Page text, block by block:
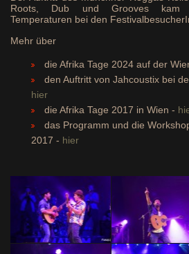
Roots, Dub und Grooves kam
Temperaturen bei den
Mehr über
die Afrika Tage 2024 auf der
den Auftritt von Jahcoustix bei
hier
die Afrika Tage 2017 in Wien -
das Programm und die
2017 - hier